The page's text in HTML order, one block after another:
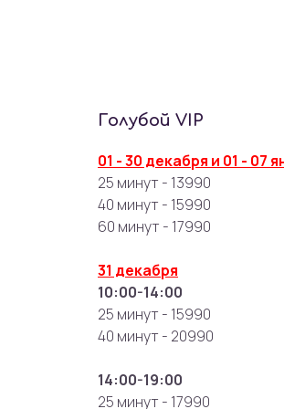
Голубой VIP
01 - 30 декабря и 01 - 07
25 минут - 13990
40 минут - 15990
60 минут - 17990
31 декабря
10:00-14:00
25 минут - 15990
40 минут - 20990
14:00-19:00
25 минут - 17990